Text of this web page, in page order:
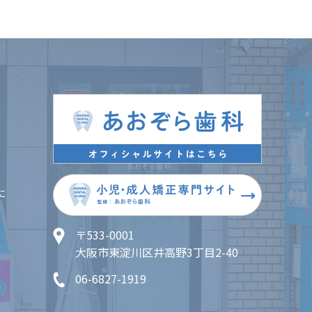
〒533-0001
大阪市東淀川区井高野3丁目2-40
06-6827-1919